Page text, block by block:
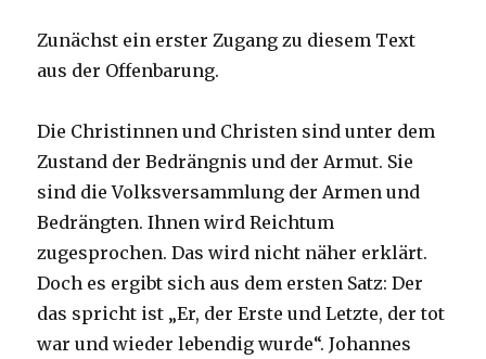
Zunächst ein erster Zugang zu diesem Text
aus der Offenbarung.
Die Christinnen und Christen sind unter dem
Zustand der Bedrängnis und der Armut. Sie
sind die Volksversammlung der Armen und
Bedrängten. Ihnen wird Reichtum
zugesprochen. Das wird nicht näher erklärt.
Doch es ergibt sich aus dem ersten Satz: Der
das spricht ist „Er, der Erste und Letzte, der tot
war und wieder lebendig wurde“. Johannes